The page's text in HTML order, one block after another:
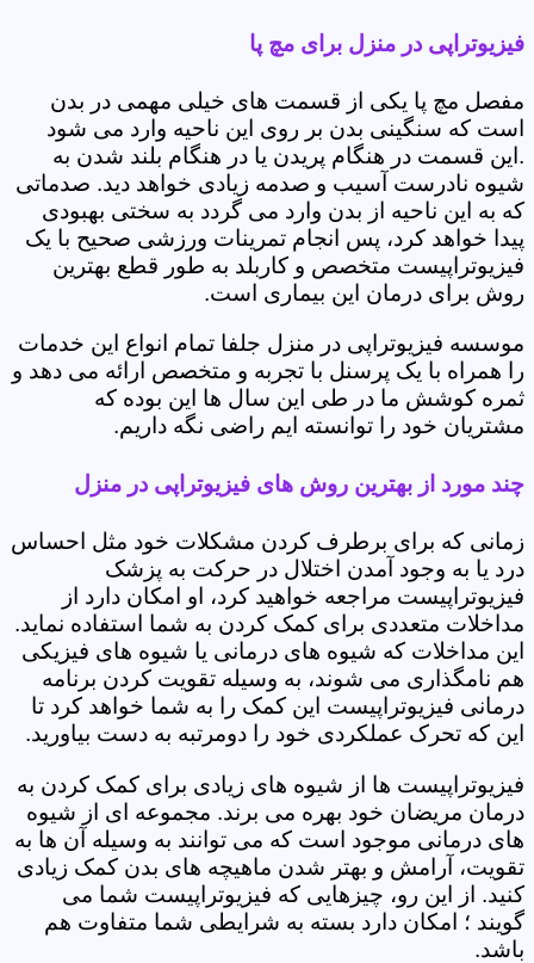
فیزیوتراپی در منزل برای مچ پا
مفصل مچ پا یکی از قسمت های خیلی مهمی در بدن
است که سنگینی بدن بر روی این ناحیه وارد می شود
.این قسمت در هنگام پریدن یا در هنگام بلند شدن به
شیوه نادرست آسیب و صدمه زیادی خواهد دید. صدماتی
که به این ناحیه از بدن وارد می گردد به سختی بهبودی
پیدا خواهد کرد، پس انجام تمرینات ورزشی صحیح با یک
فیزیوتراپیست متخصص و کاربلد به طور قطع بهترین
روش برای درمان این بیماری است.
موسسه فیزیوتراپی در منزل جلفا تمام انواع این خدمات
را همراه با یک پرسنل با تجربه و متخصص ارائه می دهد و
ثمره کوشش ما در طی این سال ها این بوده که
مشتریان خود را توانسته ایم راضی نگه داریم.
چند مورد از بهترین روش های فیزیوتراپی در منزل
زمانی که برای برطرف کردن مشکلات خود مثل احساس
درد یا به وجود آمدن اختلال در حرکت به پزشک
فیزیوتراپیست مراجعه خواهید کرد، او امکان دارد از
مداخلات متعددی برای کمک کردن به شما استفاده نماید.
این مداخلات که شیوه های درمانی یا شیوه های فیزیکی
هم نامگذاری می شوند، به وسیله تقویت کردن برنامه
درمانی فیزیوتراپیست این کمک را به شما خواهد کرد تا
این که تحرک عملکردی خود را دومرتبه به دست بیاورید.
فیزیوتراپیست ها از شیوه های زیادی برای کمک کردن به
درمان مریضان خود بهره می برند. مجموعه ای از شیوه
های درمانی موجود است که می توانند به وسیله آن ها به
تقویت، آرامش و بهتر شدن ماهیچه های بدن کمک زیادی
کنید. از این رو، چیزهایی که فیزیوتراپیست شما می
گویند ؛ امکان دارد بسته به شرایطی شما متفاوت هم
باشد.